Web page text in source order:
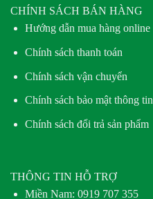
CHÍNH SÁCH BÁN HÀNG
Hướng dẫn mua hàng online
Chính sách thanh toán
Chính sách vận chuyển
Chính sách bảo mật thông tin
Chính sách đổi trả sản phẩm
THÔNG TIN HỖ TRỢ
Miền Nam: 0919 707 355